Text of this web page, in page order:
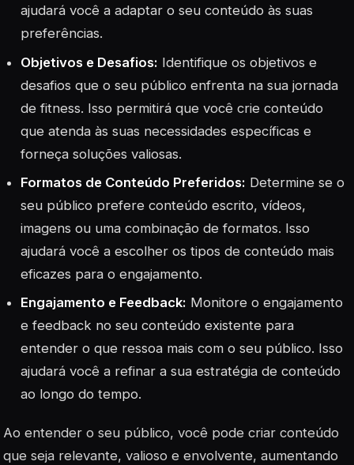
ajudará você a adaptar o seu conteúdo às suas
preferências.
Objetivos e Desafios: Identifique os objetivos e
desafios que o seu público enfrenta na sua jornada
de fitness. Isso permitirá que você crie conteúdo
que atenda às suas necessidades específicas e
forneça soluções valiosas.
Formatos de Conteúdo Preferidos: Determine se o
seu público prefere conteúdo escrito, vídeos,
imagens ou uma combinação de formatos. Isso
ajudará você a escolher os tipos de conteúdo mais
eficazes para o engajamento.
Engajamento e Feedback: Monitore o engajamento
e feedback no seu conteúdo existente para
entender o que ressoa mais com o seu público. Isso
ajudará você a refinar a sua estratégia de conteúdo
ao longo do tempo.
Ao entender o seu público, você pode criar conteúdo
que seja relevante, valioso e envolvente, aumentando